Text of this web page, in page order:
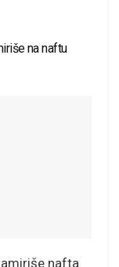
na naftu
nafta